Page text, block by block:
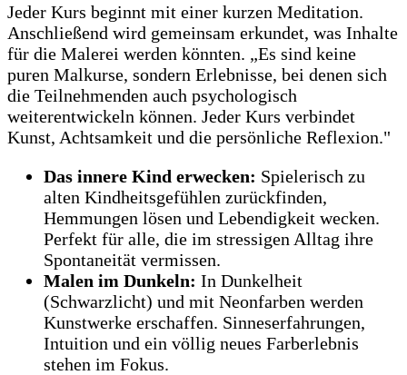
Jeder Kurs beginnt mit einer kurzen Meditation.
Anschließend wird gemeinsam erkundet, was Inhalte
für die Malerei werden könnten. „Es sind keine
puren Malkurse, sondern Erlebnisse, bei denen sich
die Teilnehmenden auch psychologisch
weiterentwickeln können. Jeder Kurs verbindet
Kunst, Achtsamkeit und die persönliche Reflexion."
Das innere Kind erwecken: Spielerisch zu
alten Kindheitsgefühlen zurückfinden,
Hemmungen lösen und Lebendigkeit wecken.
Perfekt für alle, die im stressigen Alltag ihre
Spontaneität vermissen.
Malen im Dunkeln: In Dunkelheit
(Schwarzlicht) und mit Neonfarben werden
Kunstwerke erschaffen. Sinneserfahrungen,
Intuition und ein völlig neues Farberlebnis
stehen im Fokus.